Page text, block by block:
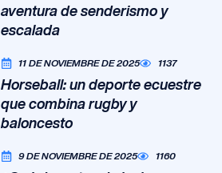
aventura de senderismo y
escalada
11 DE NOVIEMBRE DE 2025 1137
Horseball: un deporte ecuestre
que combina rugby y
baloncesto
9 DE NOVIEMBRE DE 2025 1160